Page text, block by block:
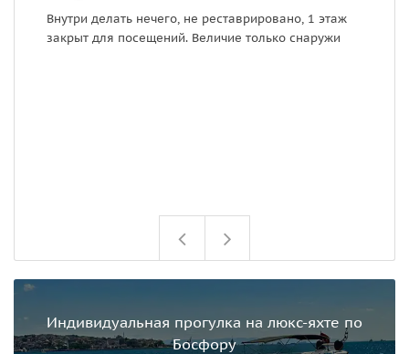
Внутри делать нечего, не реставрировано, 1 этаж
закрыт для посещений. Величие только снаружи
Индивидуальная прогулка на люкс-яхте по
Босфору